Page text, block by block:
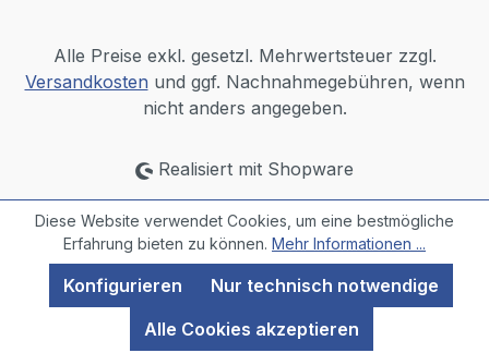
Alle Preise exkl. gesetzl. Mehrwertsteuer zzgl.
Versandkosten und ggf. Nachnahmegebühren, wenn
nicht anders angegeben.
Realisiert mit Shopware
Diese Website verwendet Cookies, um eine bestmögliche
Erfahrung bieten zu können. Mehr Informationen ...
Nur technisch notwendige
Konfigurieren
Alle Cookies akzeptieren